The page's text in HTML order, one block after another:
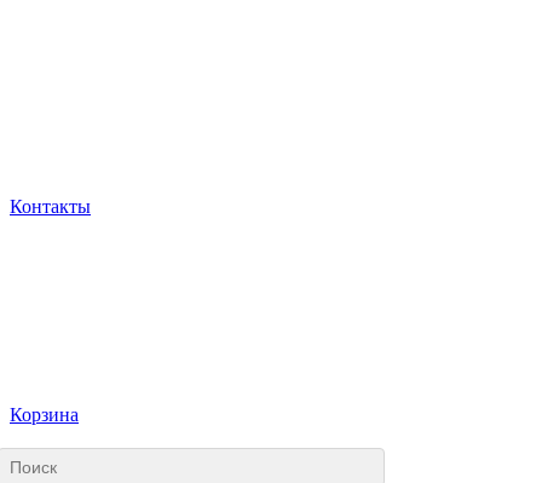
Контакты
Корзина